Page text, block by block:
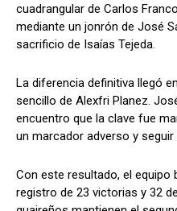
cuadrangular de Carlos
mediante un jonrón de José
sacrificio de Isaías Tejeda.
La diferencia definitiva llegó
sencillo de Alexfri Planez.
encuentro que la clave fue
un marcador adverso y
Con este resultado, el
registro de 23 victorias y 32